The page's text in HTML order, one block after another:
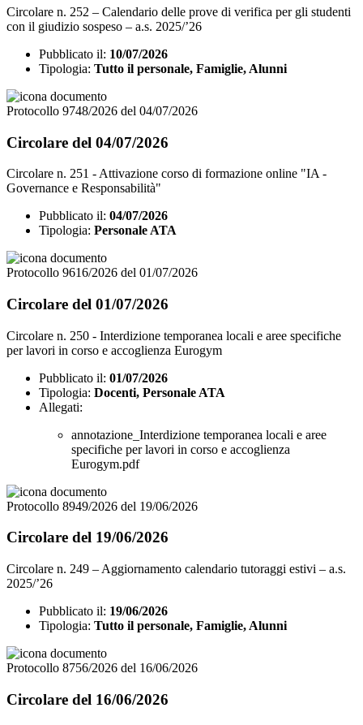
Circolare n. 252 – Calendario delle prove di verifica per gli studenti
con il giudizio sospeso – a.s. 2025/’26
Pubblicato il: 10/07/2026
Tipologia: Tutto il personale, Famiglie, Alunni
Protocollo 9748/2026 del 04/07/2026
Circolare del 04/07/2026
Circolare n. 251 - Attivazione corso di formazione online "IA -
Governance e Responsabilità"
Pubblicato il: 04/07/2026
Tipologia: Personale ATA
Protocollo 9616/2026 del 01/07/2026
Circolare del 01/07/2026
Circolare n. 250 - Interdizione temporanea locali e aree specifiche
per lavori in corso e accoglienza Eurogym
Pubblicato il: 01/07/2026
Tipologia: Docenti, Personale ATA
Allegati:
annotazione_Interdizione temporanea locali e aree
specifiche per lavori in corso e accoglienza
Eurogym.pdf
Protocollo 8949/2026 del 19/06/2026
Circolare del 19/06/2026
Circolare n. 249 – Aggiornamento calendario tutoraggi estivi – a.s.
2025/’26
Pubblicato il: 19/06/2026
Tipologia: Tutto il personale, Famiglie, Alunni
Protocollo 8756/2026 del 16/06/2026
Circolare del 16/06/2026